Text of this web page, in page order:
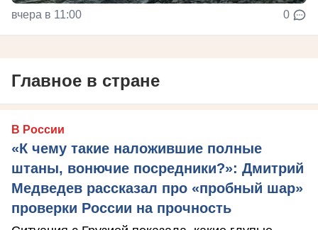
вчера в 11:00 0
Главное в стране
В России
«К чему такие наложившие полные
штаны, вонючие посредники?»: Дмитрий
Медведев рассказал про «пробный шар»
проверки России на прочность